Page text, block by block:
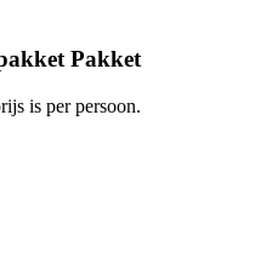
Pakket
is per persoon.